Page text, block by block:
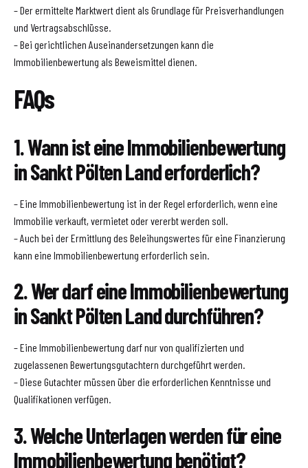
– Der ermittelte Marktwert dient als Grundlage für Preisverhandlungen
und Vertragsabschlüsse.
– Bei gerichtlichen Auseinandersetzungen kann die
Immobilienbewertung als Beweismittel dienen.
FAQs
1. Wann ist eine Immobilienbewertung
in Sankt Pölten Land erforderlich?
– Eine Immobilienbewertung ist in der Regel erforderlich, wenn eine
Immobilie verkauft, vermietet oder vererbt werden soll.
– Auch bei der Ermittlung des Beleihungswertes für eine Finanzierung
kann eine Immobilienbewertung erforderlich sein.
2. Wer darf eine Immobilienbewertung
in Sankt Pölten Land durchführen?
– Eine Immobilienbewertung darf nur von qualifizierten und
zugelassenen Bewertungsgutachtern durchgeführt werden.
– Diese Gutachter müssen über die erforderlichen Kenntnisse und
Qualifikationen verfügen.
3. Welche Unterlagen werden für eine
Immobilienbewertung benötigt?